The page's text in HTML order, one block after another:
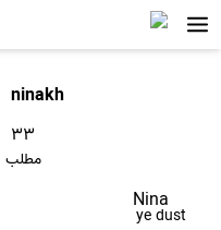
ninakh
۳۳
مطلب
Nina
ye dust